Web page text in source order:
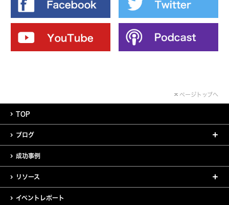
ページトップへ
TOP
ブログ
成功事例
リソース
イベントレポート